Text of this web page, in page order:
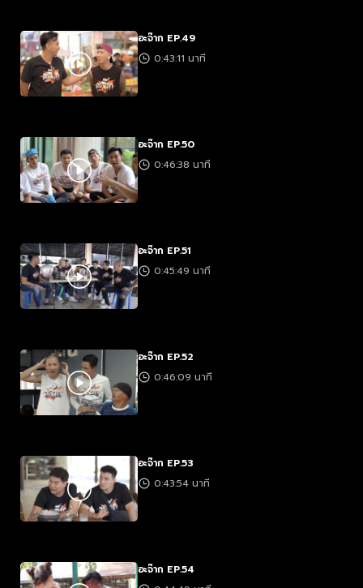
อะจ๊าก EP.49
0:43:11 นาที
อะจ๊าก EP.50
0:46:38 นาที
อะจ๊าก EP.51
0:45:49 นาที
อะจ๊าก EP.52
0:46:09 นาที
อะจ๊าก EP.53
0:43:54 นาที
อะจ๊าก EP.54